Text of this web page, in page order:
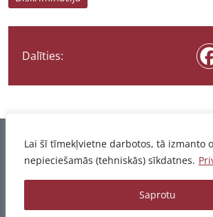
Lai šī tīmekļvietne darbotos, tā izmanto
nepieciešamās (tehniskās) sīkdatnes.
Saprotu
Dalīties:
Informācija pēdējo reizi atjaunota
© 2026 - Pētījumu un publikāciju datubāze